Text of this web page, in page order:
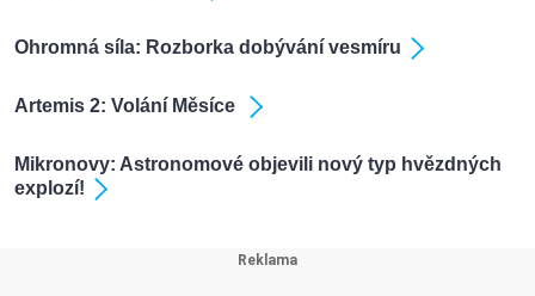
Ohromná síla: Rozborka dobývání vesmíru
Artemis 2: Volání Měsíce
Mikronovy: Astronomové objevili nový typ hvězdných
explozí!